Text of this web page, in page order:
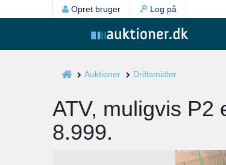
Opret bruger Log på
Auktioner Driftsmidler
ATV, muligvis P2
8.999.